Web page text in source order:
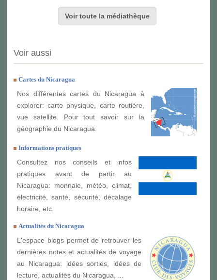
Voir toute la médiathèque
Voir aussi
Cartes du Nicaragua
Nos différentes cartes du Nicaragua à
explorer: carte physique, carte routière,
vue satellite. Pour tout savoir sur la
géographie du Nicaragua.
Informations pratiques
Consultez nos conseils et infos
pratiques avant de partir au
Nicaragua: monnaie, météo, climat,
électricité, santé, sécurité, décalage
horaire, etc.
Actualités du Nicaragua
L'espace blogs permet de retrouver les
dernières notes et actualités de voyage
au Nicaragua: idées sorties, idées de
lecture, actualités du Nicaragua, ...